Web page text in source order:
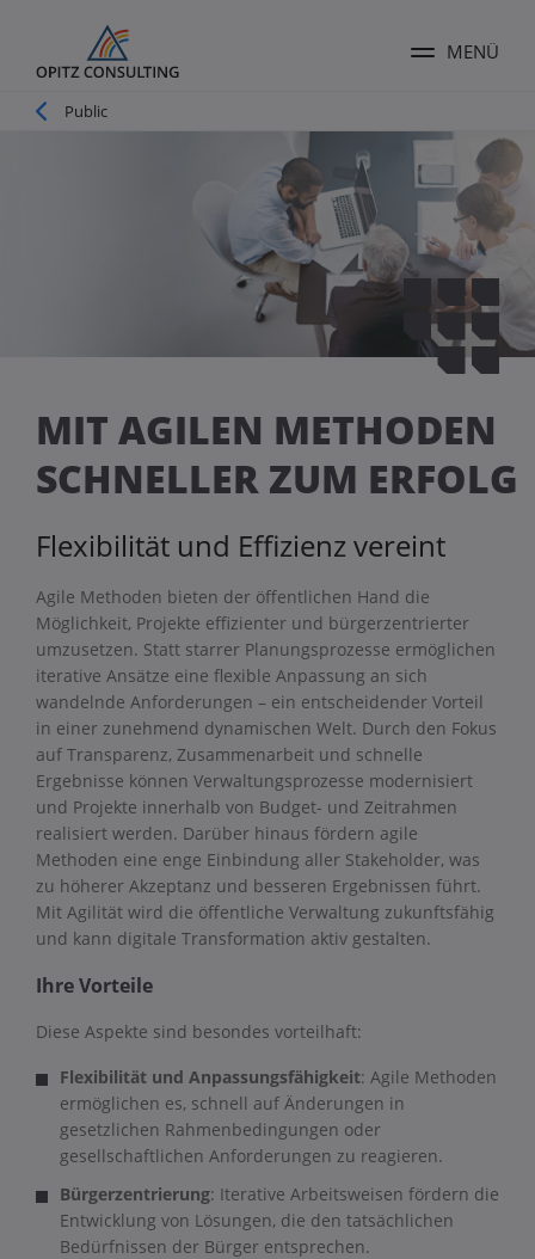
Menü
MENÜ
Pfadnavigation
Public
MIT AGILEN METHODEN
SCHNELLER ZUM ERFOLG
Flexibilität und Effizienz vereint
Agile Methoden bieten der öffentlichen Hand die
Möglichkeit, Projekte effizienter und bürgerzentrierter
umzusetzen. Statt starrer Planungsprozesse ermöglichen
iterative Ansätze eine flexible Anpassung an sich
wandelnde Anforderungen – ein entscheidender Vorteil
in einer zunehmend dynamischen Welt. Durch den Fokus
auf Transparenz, Zusammenarbeit und schnelle
Ergebnisse können Verwaltungsprozesse modernisiert
und Projekte innerhalb von Budget- und Zeitrahmen
realisiert werden. Darüber hinaus fördern agile
Methoden eine enge Einbindung aller Stakeholder, was
zu höherer Akzeptanz und besseren Ergebnissen führt.
Mit Agilität wird die öffentliche Verwaltung zukunftsfähig
und kann digitale Transformation aktiv gestalten.
Ihre Vorteile
Diese Aspekte sind besondes vorteilhaft:
Flexibilität und Anpassungsfähigkeit: Agile Methoden
ermöglichen es, schnell auf Änderungen in
gesetzlichen Rahmenbedingungen oder
gesellschaftlichen Anforderungen zu reagieren.
Bürgerzentrierung: Iterative Arbeitsweisen fördern die
Entwicklung von Lösungen, die den tatsächlichen
Bedürfnissen der Bürger entsprechen.